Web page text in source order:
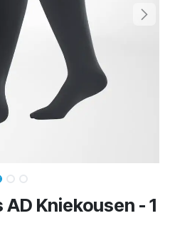
Kniekousen - 1